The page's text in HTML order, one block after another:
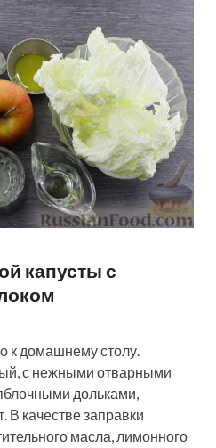
капусты с
к домашнему столу.
с нежными отварными
дольками,
В качестве заправки
масла, лимонного